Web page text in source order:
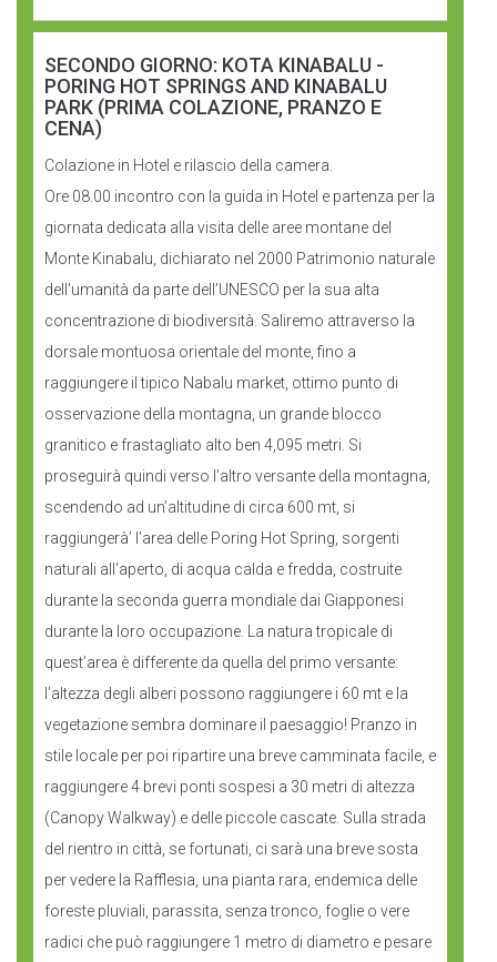
SECONDO GIORNO: KOTA KINABALU -
PORING HOT SPRINGS AND KINABALU
PARK (PRIMA COLAZIONE, PRANZO E
CENA)
Colazione in Hotel e rilascio della camera.
Ore 08.00 incontro con la guida in Hotel e partenza per la
giornata dedicata alla visita delle aree montane del
Monte Kinabalu, dichiarato nel 2000 Patrimonio naturale
dell'umanità da parte dell’UNESCO per la sua alta
concentrazione di biodiversità. Saliremo attraverso la
dorsale montuosa orientale del monte, fino a
raggiungere il tipico Nabalu market, ottimo punto di
osservazione della montagna, un grande blocco
granitico e frastagliato alto ben 4,095 metri. Si
proseguirà quindi verso l’altro versante della montagna,
scendendo ad un’altitudine di circa 600 mt, si
raggiungerà’ l’area delle Poring Hot Spring, sorgenti
naturali all'aperto, di acqua calda e fredda, costruite
durante la seconda guerra mondiale dai Giapponesi
durante la loro occupazione. La natura tropicale di
quest’area è differente da quella del primo versante:
l’altezza degli alberi possono raggiungere i 60 mt e la
vegetazione sembra dominare il paesaggio! Pranzo in
stile locale per poi ripartire una breve camminata facile, e
raggiungere 4 brevi ponti sospesi a 30 metri di altezza
(Canopy Walkway) e delle piccole cascate. Sulla strada
del rientro in città, se fortunati, ci sarà una breve sosta
per vedere la Rafflesia, una pianta rara, endemica delle
foreste pluviali, parassita, senza tronco, foglie o vere
radici che può raggiungere 1 metro di diametro e pesare